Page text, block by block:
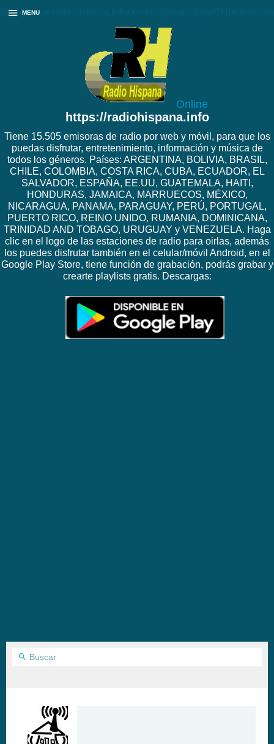
https://www.radiohispana.info/assets/images/
Online
https://radiohispana.info
Tiene 15.505 emisoras de radio por web y móvil, para que los
puedas disfrutar, entretenimiento, información y música de
todos los géneros. Países: ARGENTINA, BOLIVIA, BRASIL,
CHILE, COLOMBIA, COSTA RICA, CUBA, ECUADOR, EL
SALVADOR, ESPAÑA, EE.UU, GUATEMALA, HAITI,
HONDURAS, JAMAICA, MARRUECOS, MÉXICO,
NICARAGUA, PANAMA, PARAGUAY, PERÚ, PORTUGAL,
PUERTO RICO, REINO UNIDO, RUMANIA, DOMINICANA,
TRINIDAD AND TOBAGO, URUGUAY y VENEZUELA. Haga
clic en el logo de las estaciones de radio para oirlas, además
los puedes disfrutar también en el celular/móvil Android, en el
Google Play Store, tiene función de grabación, podrás grabar y
crearte playlists gratis. Descargas:
MENU